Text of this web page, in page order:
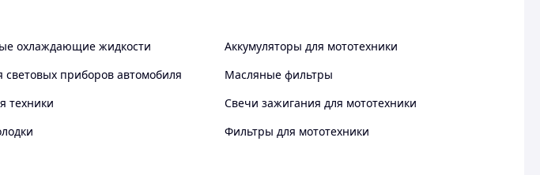
охлаждающие жидкости
Аккумуляторы для мототехники
световых приборов автомобиля
Масляные фильтры
техники
Свечи зажигания для мототехники
Фильтры для мототехники